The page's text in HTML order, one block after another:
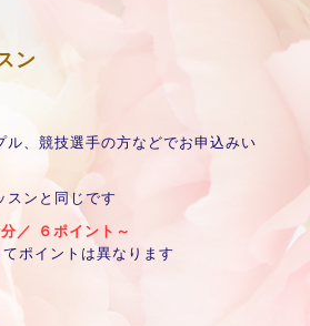
ン
ル、競技選手の方などでお申込みい
スンと同じです
／ ６ポイント～
ポイントは異なります